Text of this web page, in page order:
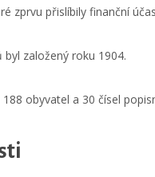
zprvu přislíbily finanční
založený roku 1904.
obyvatel a 30 čísel